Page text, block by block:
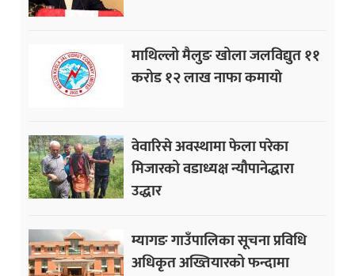
माथिल्लो मैलुङ खोला जलविद्युत ११
करोड १२ लाख नाफा कमायाे
वेवारिसे अवस्थामा फेला परेका
मिजारको वडाध्यक्ष न्यौपानेद्धारा
उद्धार
म्यागङ गाउँपालिका सूचना प्रविधि
अधिकृत अख्तियारको फन्दामा